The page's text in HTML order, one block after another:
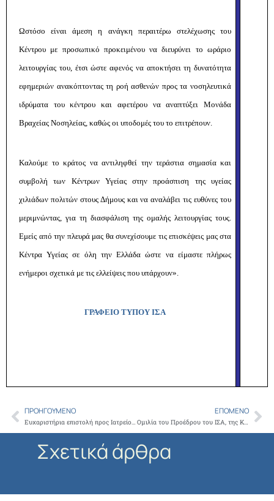
Ωστόσο είναι άμεση η ανάγκη περαιτέρω στελέχωσης του
Κέντρου με προσωπικό προκειμένου να διευρύνει το ωράριο
λειτουργίας του, έτσι ώστε αφενός να αποκτήσει τη δυνατότητα
εφημεριών ανακόπτοντας τη ροή ασθενών προς τα νοσηλευτικά
ιδρύματα του κέντρου και αφετέρου να αναπτύξει Μονάδα
Βραχείας Νοσηλείας, καθώς οι υποδομές του το επιτρέπουν.
Καλούμε το κράτος να αντιληφθεί την τεράστια σημασία και
συμβολή των Κέντρων Υγείας στην προάσπιση της υγείας
χιλιάδων πολιτών στους Δήμους και να αναλάβει τις ευθύνες του
μεριμνώντας, για τη διασφάλιση της ομαλής λειτουργίας τους.
Εμείς από την πλευρά μας θα συνεχίσουμε τις επισκέψεις μας στα
Κέντρα Υγείας σε όλη την Ελλάδα ώστε να είμαστε πλήρως
ενήμεροι σχετικά με τις ελλείψεις που υπάρχουν».
ΓΡΑΦΕΙΟ ΤΥΠΟΥ ΙΣΑ
Prev
ΠΡΟΗΓΟΎΜΕΝΟ
Ευχαριστήρια επιστολή προς Ιατρείο Κοινωνικής Αποστολής από Ιατρικό Σύλλογο Αμαλιάδας
ΕΠΌΜΕΝΟ
Ομιλία του Προέδρου του ΙΣΑ, της ΚΕΔΕ και Αντιπροέδρου του Συμβουλίου των Δήμων και Περιφερειών της Ευρώπης Γ. Πατούλη στην Κωνσταντινούπολη
Σχετικά άρθρα